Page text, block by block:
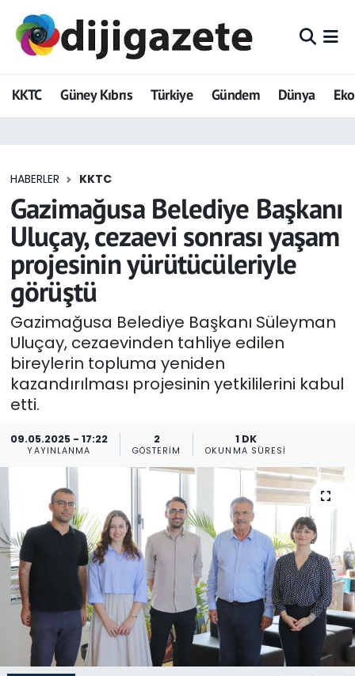
KKTC Güney Kıbrıs Türkiye Gündem Dünya
HABERLER KKTC
Gazimağusa Belediye Başkanı
Uluçay, cezaevi sonrası yaşam
projesinin yürütücüleriyle
görüştü
Gazimağusa Belediye Başkanı Süleyman
Uluçay, cezaevinden tahliye edilen
bireylerin topluma yeniden
kazandırılması projesinin yetkililerini kabul
etti.
09.05.2025 - 17:22
YAYINLANMA
2
GÖSTERIM
1 DK
OKUNMA SÜRESI
ADVERTORIAL
Dijigazete
Eğitim
Ekonomi
Foto Galeri
GEZİ
Güncel
Gündem
KKTC YEREL SEÇİM 2018
Kültür Sanat
Magazin
Moda
Nöbetçi Eczaneler
Otomobil Dünyası
Hava Durumu
Trafik Durumu
Tüm Manşetler
Son Dakika Haberleri
Haber Arşivi